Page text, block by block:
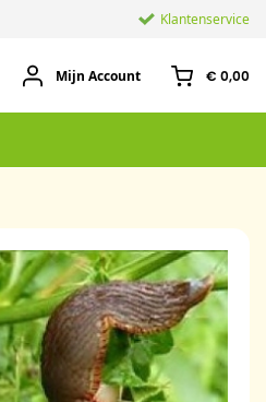
Klantenservice
Mijn Account € 0,00